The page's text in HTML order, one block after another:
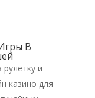
В
и
казино для